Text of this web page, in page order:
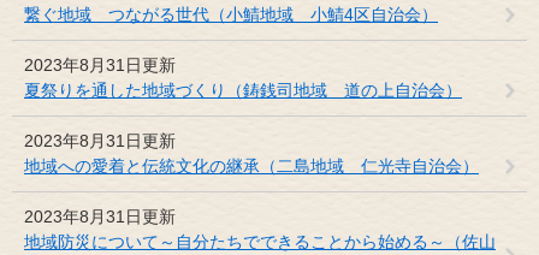
繋ぐ地域 つながる世代（小鯖地域 小鯖4区自治会）
2023年8月31日更新
夏祭りを通した地域づくり（鋳銭司地域 道の上自治会）
2023年8月31日更新
地域への愛着と伝統文化の継承（二島地域 仁光寺自治会）
2023年8月31日更新
地域防災について～自分たちでできることから始める～（佐山